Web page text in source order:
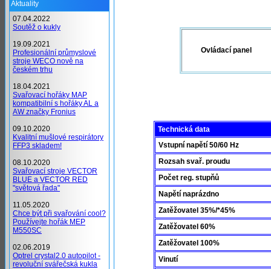
Ovládací panel
Technická data
Vstupní napětí 50/60 Hz
Rozsah svař. proudu
Počet reg. stupňů
Napětí naprázdno
Zatěžovatel 35%/*45%
Zatěžovatel 60%
Zatěžovatel 100%
Vinutí
Aktuality
07.04.2022
Soutěž o kukly
19.09.2021
Profesionální průmyslové
stroje WECO nově na
českém trhu
18.04.2021
Svařovací hořáky MAP
kompatibilní s hořáky AL a
AW značky Fronius
09.10.2020
Kvalitní mušlové respirátory
FFP3 skladem!
08.10.2020
Svařovací stroje VECTOR
BLUE a VECTOR RED
"světová řada"
11.05.2020
Chce být při svařování cool?
Používejte hořák MEP
M550SC
02.06.2019
Optrel crystal2.0 autopilot -
revoluční svářečská kukla